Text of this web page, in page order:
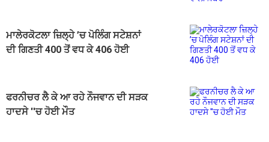
ਮਾਲੇਰਕੋਟਲਾ ਜ਼ਿਲ੍ਹੇ ’ਚ ਪੋਲਿੰਗ ਸਟੇਸ਼ਨਾਂ
ਦੀ ਗਿਣਤੀ 400 ਤੋਂ ਵਧ ਕੇ 406 ਹੋਈ
ਫਰਨੀਚਰ ਲੈ ਕੇ ਆ ਰਹੇ ਨੌਜਵਾਨ ਦੀ ਸੜਕ
ਹਾਦਸੇ ''ਚ ਹੋਈ ਮੌਤ